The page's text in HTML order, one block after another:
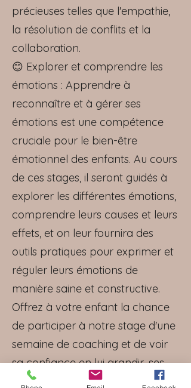
précieuses telles que l'empathie,
la résolution de conflits et la
collaboration.
😊 Explorer et comprendre les
émotions : Apprendre à
reconnaître et à gérer ses
émotions est une compétence
cruciale pour le bien-être
émotionnel des enfants. Au cours
de ces stages, il seront guidés à
explorer les différentes émotions,
comprendre leurs causes et leurs
effets, et on leur fournira des
outils pratiques pour exprimer et
réguler leurs émotions de
manière saine et constructive.
Offrez à votre enfant la chance
de participer à notre stage d'une
semaine de coaching et de voir
sa confiance en lui grandir, ses
peurs s'estomper et ses relations